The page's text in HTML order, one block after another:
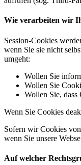
Wie verarbeiten wir
Session-Cookies
wenn Sie sie nicht
umgeht:
Wollen Sie
Wollen Sie
Wollen Sie, dass
Wenn Sie Cookies
Sofern wir Cookies
wenn Sie unsere
Auf welcher